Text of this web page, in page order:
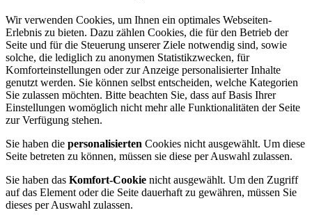
Wir verwenden Cookies, um Ihnen ein optimales Webseiten-
Erlebnis zu bieten. Dazu zählen Cookies, die für den Betrieb der
Seite und für die Steuerung unserer Ziele notwendig sind, sowie
solche, die lediglich zu anonymen Statistikzwecken, für
Komforteinstellungen oder zur Anzeige personalisierter Inhalte
genutzt werden. Sie können selbst entscheiden, welche Kategorien
Sie zulassen möchten. Bitte beachten Sie, dass auf Basis Ihrer
Einstellungen womöglich nicht mehr alle Funktionalitäten der Seite
zur Verfügung stehen.
Sie haben die personalisierten Cookies nicht ausgewählt. Um diese
Seite betreten zu können, müssen sie diese per Auswahl zulassen.
Sie haben das Komfort-Cookie nicht ausgewählt. Um den Zugriff
auf das Element oder die Seite dauerhaft zu gewähren, müssen Sie
dieses per Auswahl zulassen.